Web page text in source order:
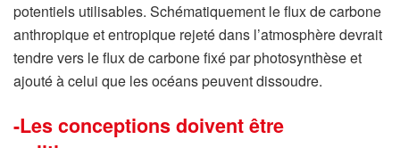
potentiels utilisables. Schématiquement le flux de carbone
anthropique et entropique rejeté dans l’atmosphère devrait
tendre vers le flux de carbone fixé par photosynthèse et
ajouté à celui que les océans peuvent dissoudre.
-Les conceptions doivent être